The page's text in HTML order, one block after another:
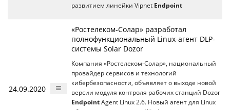
развитием линейки Vipnet Endpoint
24.09.2020
«Ростелеком-Солар» разработал
полнофункциональный Linux-агент DLP-
системы Solar Dozor
Компания «Ростелеком-Солар», национальный
провайдер сервисов и технологий
кибербезопасности, объявляет о выходе новой
версии модуля контроля рабочих станций Dozor
Endpoint Agent Linux 2.6. Новый агент для Linux